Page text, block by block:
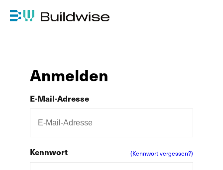
Anmelden
E-Mail-Adresse
Kennwort (Kennwort vergessen?)